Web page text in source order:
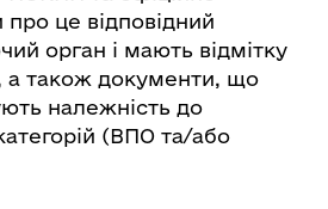
це відповідний
орган і мають відмітку
а також документи, що
належність до
(ВПО та/або